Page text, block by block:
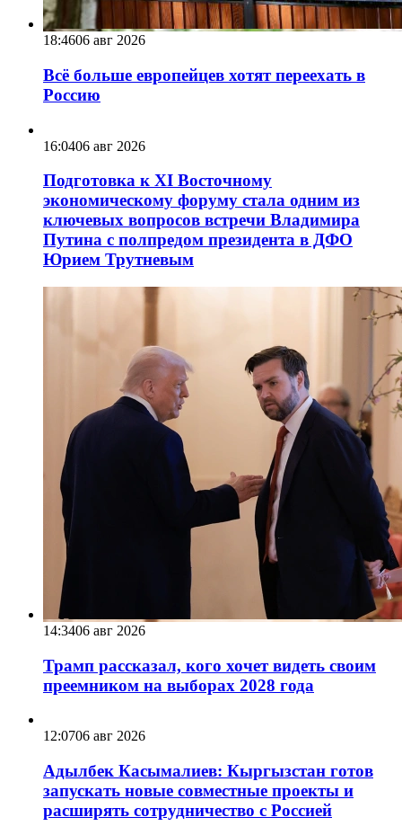
18:4606 авг 2026
Всё больше европейцев хотят переехать в
Россию
16:0406 авг 2026
Подготовка к XI Восточному
экономическому форуму стала одним из
ключевых вопросов встречи Владимира
Путина с полпредом президента в ДФО
Юрием Трутневым
14:3406 авг 2026
Трамп рассказал, кого хочет видеть своим
преемником на выборах 2028 года
12:0706 авг 2026
Адылбек Касымалиев: Кыргызстан готов
запускать новые совместные проекты и
расширять сотрудничество с Россией